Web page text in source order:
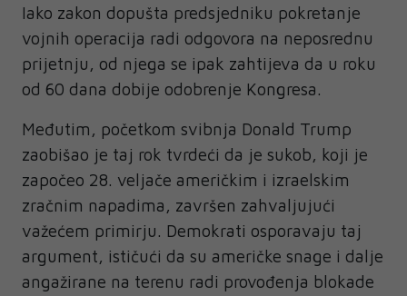
Iako zakon dopušta predsjedniku pokretanje
vojnih operacija radi odgovora na neposrednu
prijetnju, od njega se ipak zahtijeva da u roku
od 60 dana dobije odobrenje Kongresa.
Međutim, početkom svibnja Donald Trump
zaobišao je taj rok tvrdeći da je sukob, koji je
započeo 28. veljače američkim i izraelskim
zračnim napadima, završen zahvaljujući
važećem primirju. Demokrati osporavaju taj
argument, ističući da su američke snage i dalje
angažirane na terenu radi provođenja blokade